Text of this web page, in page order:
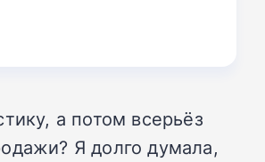
а потом всерьёз
Я долго думала,